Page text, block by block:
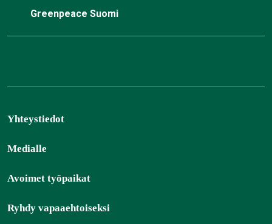
Greenpeace Suomi
Yhteystiedot
Medialle
Avoimet työpaikat
Ryhdy vapaaehtoiseksi